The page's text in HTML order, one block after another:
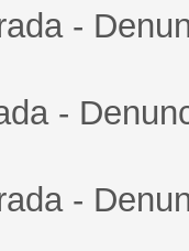
-
-
-